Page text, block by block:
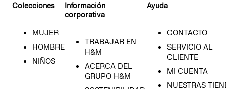
Colecciones
MUJER
HOMBRE
NIÑOS
Información
corporativa
TRABAJAR EN
H&M
ACERCA DEL
GRUPO H&M
Ayuda
CONTACTO
SERVICIO AL
CLIENTE
MI CUENTA
NUESTRAS